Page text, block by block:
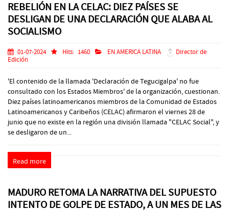
REBELIÓN EN LA CELAC: DIEZ PAÍSES SE
DESLIGAN DE UNA DECLARACIÓN QUE ALABA AL
SOCIALISMO
01-07-2024 Hits: 1460 EN AMERICA LATINA
Director de
Edición
'El contenido de la llamada 'Declaración de Tegucigalpa' no fue
consultado con los Estados Miembros' de la organización, cuestionan.
Diez países latinoamericanos miembros de la Comunidad de Estados
Latinoamericanos y Caribeños (CELAC) afirmaron el viernes 28 de
junio que no existe en la región una división llamada "CELAC Social", y
se desligaron de un...
Read more
MADURO RETOMA LA NARRATIVA DEL SUPUESTO
INTENTO DE GOLPE DE ESTADO, A UN MES DE LAS